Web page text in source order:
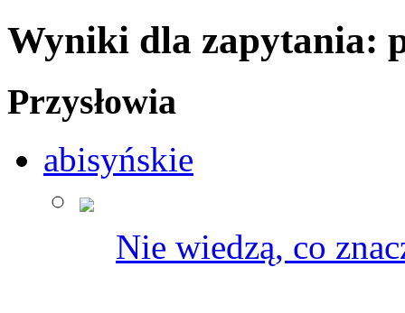
Wyniki dla zapytania:
Przysłowia
abisyńskie
Nie wiedzą, co